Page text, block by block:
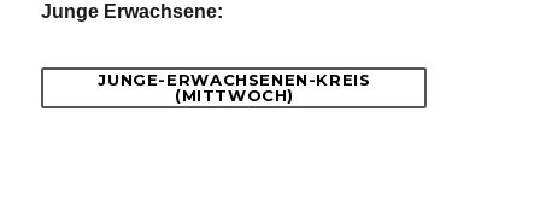
Junge Erwachsene:
JUNGE-ERWACHSENEN-KREIS
(MITTWOCH)